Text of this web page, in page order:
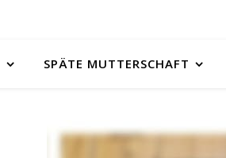
SPÄTE MUTTERSCHAFT